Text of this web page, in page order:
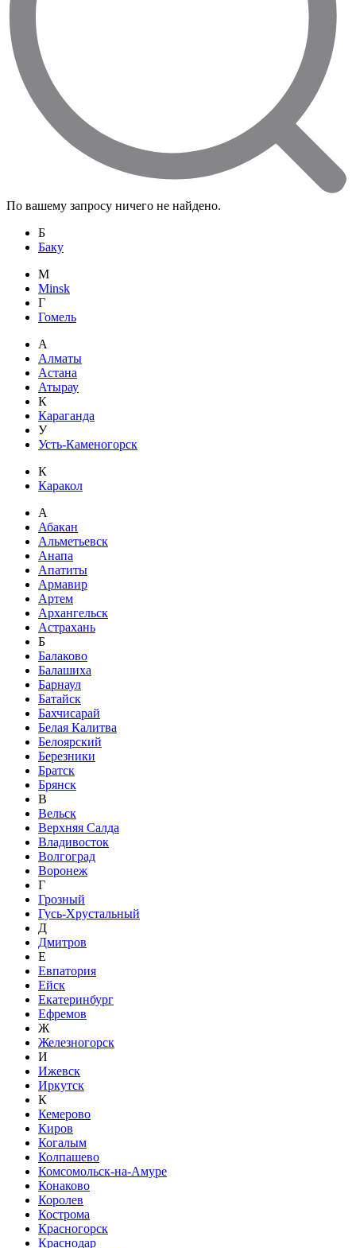
По вашему запросу ничего не найдено.
Б
Баку
M
Minsk
Г
Гомель
А
Алматы
Астана
Атырау
К
Караганда
У
Усть-Каменогорск
К
Каракол
А
Абакан
Альметьевск
Анапа
Апатиты
Армавир
Артем
Архангельск
Астрахань
Б
Балаково
Балашиха
Барнаул
Батайск
Бахчисарай
Белая Калитва
Белоярский
Березники
Братск
Брянск
В
Вельск
Верхняя Салда
Владивосток
Волгоград
Воронеж
Г
Грозный
Гусь-Хрустальный
Д
Дмитров
Е
Евпатория
Ейск
Екатеринбург
Ефремов
Ж
Железногорск
И
Ижевск
Иркутск
К
Кемерово
Киров
Когалым
Колпашево
Комсомольск-на-Амуре
Конаково
Королев
Кострома
Красногорск
Краснодар